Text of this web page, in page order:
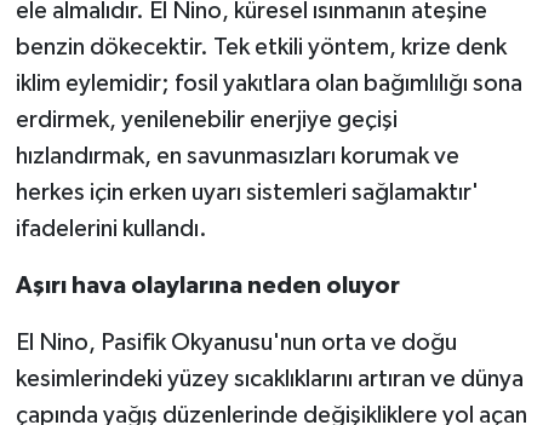
ele almalıdır. El Nino, küresel ısınmanın ateşine
benzin dökecektir. Tek etkili yöntem, krize denk
iklim eylemidir; fosil yakıtlara olan bağımlılığı sona
erdirmek, yenilenebilir enerjiye geçişi
hızlandırmak, en savunmasızları korumak ve
herkes için erken uyarı sistemleri sağlamaktır'
ifadelerini kullandı.
Aşırı hava olaylarına neden oluyor
El Nino, Pasifik Okyanusu'nun orta ve doğu
kesimlerindeki yüzey sıcaklıklarını artıran ve dünya
çapında yağış düzenlerinde değişikliklere yol açan